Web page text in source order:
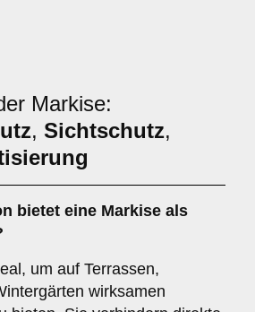
Markise:
, Sichtschutz,
bietet eine Markise als
um auf Terrassen,
wirksamen